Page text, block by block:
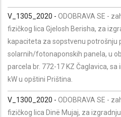
V_1305_2020 - ODOBRAVA SE -
fizičkog lica Gjelosh Berisha, za
kapaciteta za sopstvenu potrošnju
solarnih/fotonaponskih panela, u
parcela br. 772-17 KZ Čaglavica,
kW u opštini Priština.
V_1300_2020 - ODOBRAVA SE -
fizičkog lica Dinë Mujaj, za